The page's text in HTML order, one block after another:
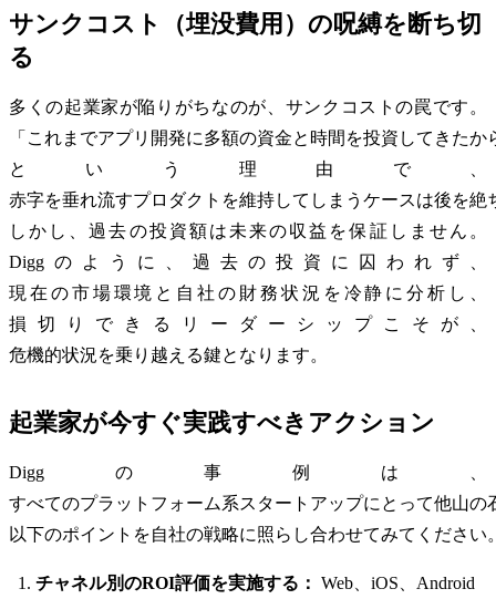
サンクコスト（埋没費用）の呪縛を断ち切
る
多くの起業家が陥りがちなのが、サンクコストの罠です。
「これまでアプリ開発に多額の資金と時間を投資してきたか
という理由で、
赤字を垂れ流すプロダクトを維持してしまうケースは後を絶
しかし、過去の投資額は未来の収益を保証しません。
Diggのように、過去の投資に囚われず、
現在の市場環境と自社の財務状況を冷静に分析し、
損切りできるリーダーシップこそが、
危機的状況を乗り越える鍵となります。
起業家が今すぐ実践すべきアクション
Diggの事例は、
すべてのプラットフォーム系スタートアップにとって他山の
以下のポイントを自社の戦略に照らし合わせてみてください
チャネル別のROI評価を実施する： Web、iOS、Android